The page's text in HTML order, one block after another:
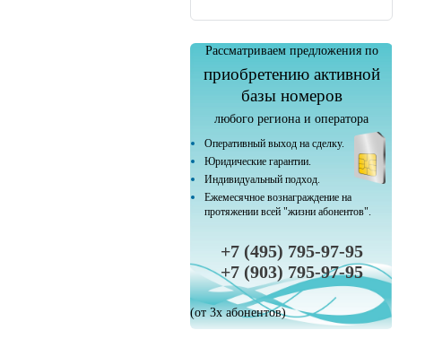
Рассматриваем предложения по
приобретению активной
базы номеров
любого региона и оператора
Оперативный выход на сделку.
Юридические гарантии.
Индивидуальный подход.
Ежемесячное вознаграждение на
протяжении всей "жизни абонентов".
+7 (495) 795-97-95
+7 (903) 795-97-95
(от 3х абонентов)